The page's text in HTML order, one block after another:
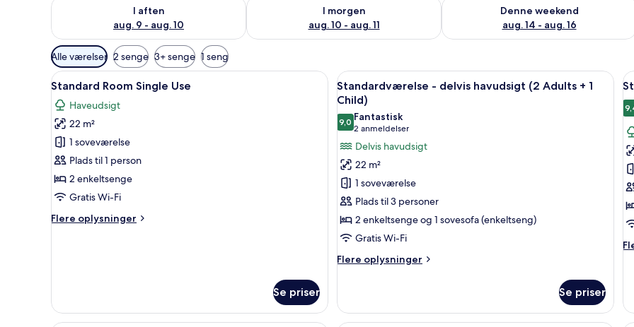
I aften
aug. 9 - aug. 10
I morgen
aug. 10 - aug. 11
Denne weekend
aug. 14 - aug. 16
Tilgængelige
filtre
for
værelser
Alle værelser 2 senge 3+ senge 1 seng
Indlæs
alle
billeder
af
Standard
Room
Single
Use
Et hotelværelse med en stor seng, en stol, et skrivebord og en balkon med udsigt til palmer.
3
Standard Room Single Use
Haveudsigt
22 m²
1 soveværelse
Plads til 1 person
2 enkeltsenge
Gratis Wi-Fi
Flere oplysninger
Flere
Se priser
Indlæs
alle
billeder
af
Standardværelse
-
delvis
havudsigt
(2
Adults
+
1
Et hotelværelse med en stor seng, et
3
Standardværelse - delvis havudsigt (2 Adults + 1
Child)
9,09,0 ud af 10
Fantastisk
2 anmeldelser
(2
anmeldelser)
Delvis havudsigt
22 m²
1 soveværelse
Plads til 3 personer
2 enkeltsenge og 1 sovesofa (enkeltseng)
Gratis Wi-Fi
Flere oplysninger
Flere
-
delvis
Se priser
af
(2
+
1